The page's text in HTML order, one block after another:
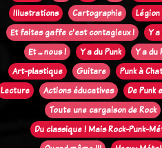
Illustrations
Cartographie
Et faites gaffe c'est contagieux !
Y
Et ... nous !
Y a du Punk
Y a du
Art-plastique
Guitare Punk à
Lecture
Actions éducatives
De Punk
Toute une cargaison de Rock
Du classique ! Mais Rock-Punk-